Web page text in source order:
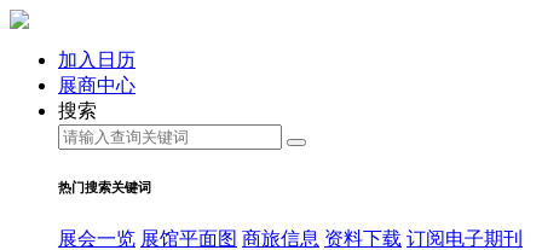
加入日历
展商中心
搜索
热门搜索关键词
展会一览 展馆平面图 商旅信息 资料下载 订阅电子期刊